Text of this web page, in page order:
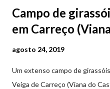
Campo de
em Carreço
agosto 24, 2019
Um extenso campo de
Veiga de Carreço (Viana do